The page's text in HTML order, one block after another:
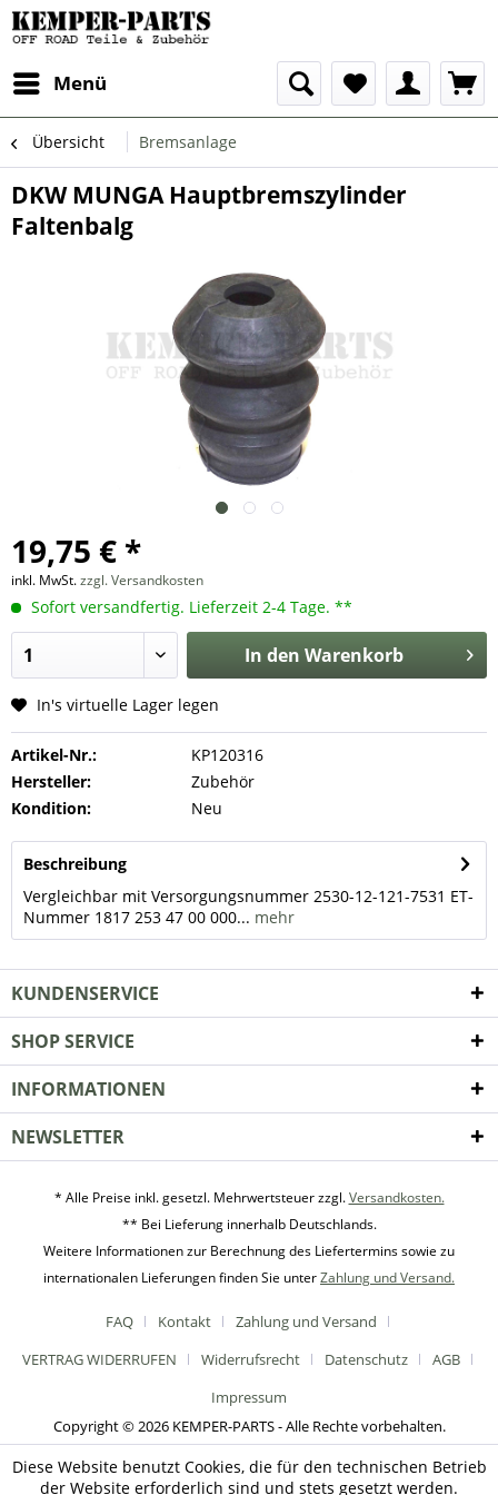
Menü
Übersicht Bremsanlage
DKW MUNGA Hauptbremszylinder
Faltenbalg
19,75 € *
inkl. MwSt.zzgl. Versandkosten
Sofort versandfertig. Lieferzeit 2-4 Tage. **
In den Warenkorb
In's virtuelle Lager legen
Artikel-Nr.:
KP120316
Hersteller:
Zubehör
Kondition:
Neu
Beschreibung
Vergleichbar mit Versorgungsnummer 2530-12-121-7531 ET-
Nummer 1817 253 47 00 000... mehr
KUNDENSERVICE
SHOP SERVICE
INFORMATIONEN
NEWSLETTER
* Alle Preise inkl. gesetzl. Mehrwertsteuer zzgl.Versandkosten.
** Bei Lieferung innerhalb Deutschlands.
Weitere Informationen zur Berechnung des Liefertermins sowie zu
internationalen Lieferungen finden Sie unterZahlung und Versand.
FAQ Kontakt
Zahlung und Versand
VERTRAG WIDERRUFEN
Widerrufsrecht Datenschutz
AGB
Impressum
Copyright © 2026 KEMPER-PARTS - Alle Rechte vorbehalten.
Diese Website benutzt Cookies, die für den technischen Betrieb
der Website erforderlich sind und stets gesetzt werden.